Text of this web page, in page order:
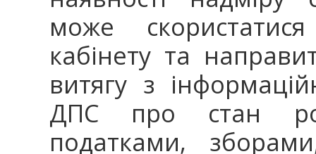
може
кабінету та
витягу з
ДПС про стан
податками,